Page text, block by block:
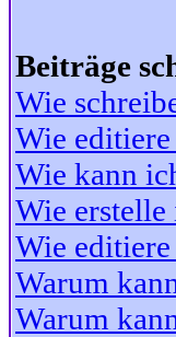
Beiträge
Wie
Wie
Wie kann
Wie
Wie
Warum
Warum